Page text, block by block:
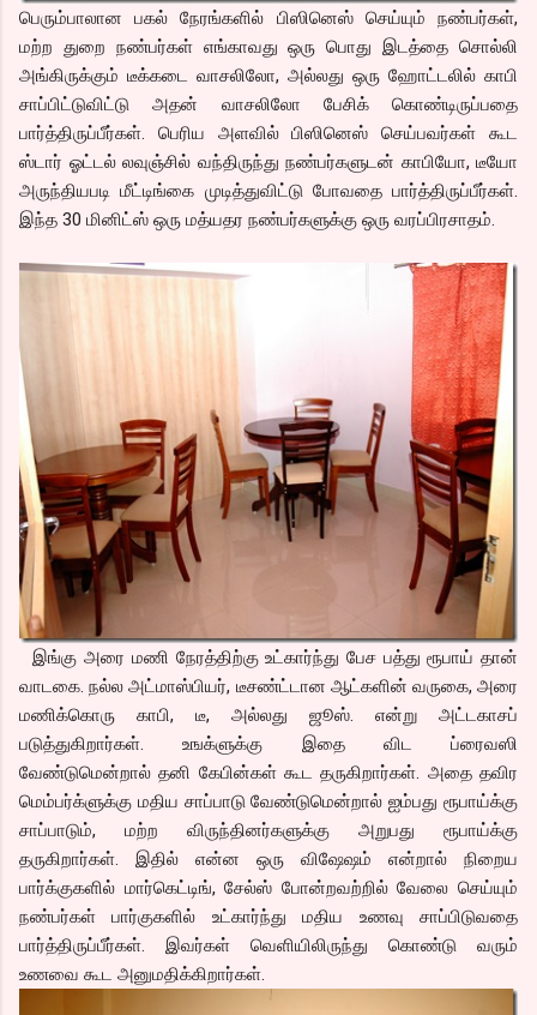
பெரும்பாலான பகல் நேரங்களில் பிஸினெஸ் செய்யும் நண்பர்கள்,
மற்ற துறை நண்பர்கள் எங்காவது ஒரு பொது இடத்தை சொல்லி
அங்கிருக்கும் டீக்கடை வாசலிலோ, அல்லது ஒரு ஹோட்டலில் காபி
சாப்பிட்டுவிட்டு அதன் வாசலிலோ பேசிக் கொண்டிருப்பதை
பார்த்திருப்பீர்கள். பெரிய அளவில் பிஸினெஸ் செய்பவர்கள் கூட
ஸ்டார் ஓட்டல் லவுஞ்சில் வந்திருந்து நண்பர்களுடன் காபியோ, டீயோ
அருந்தியபடி மீட்டிங்கை முடித்துவிட்டு போவதை பார்த்திருப்பீர்கள்.
இந்த 30 மினிட்ஸ் ஒரு மத்யதர நண்பர்களுக்கு ஒரு வரப்பிரசாதம்.
இங்கு அரை மணி நேரத்திற்கு உட்கார்ந்து பேச பத்து ரூபாய் தான்
வாடகை. நல்ல அட்மாஸ்பியர், டீசண்ட்டான ஆட்களின் வருகை, அரை
மணிக்கொரு காபி, டீ, அல்லது ஜூஸ். என்று அட்டகாசப்
படுத்துகிறார்கள். உஙக்ளுக்கு இதை விட ப்ரைவஸி
வேண்டுமென்றால் தனி கேபின்கள் கூட தருகிறார்கள். அதை தவிர
மெம்பர்க்ளுக்கு மதிய சாப்பாடு வேண்டுமென்றால் ஐம்பது ரூபாய்க்கு
சாப்பாடும், மற்ற விருந்தினர்களுக்கு அறுபது ரூபாய்க்கு
தருகிறார்கள். இதில் என்ன ஒரு விஷேஷம் என்றால் நிறைய
பார்க்குகளில் மார்கெட்டிங், சேல்ஸ் போன்றவற்றில் வேலை செய்யும்
நண்பர்கள் பார்குகளில் உட்கார்ந்து மதிய உணவு சாப்பிடுவதை
பார்த்திருப்பீர்கள். இவர்கள் வெளியிலிருந்து கொண்டு வரும்
உணவை கூட அனுமதிக்கிறார்கள்.